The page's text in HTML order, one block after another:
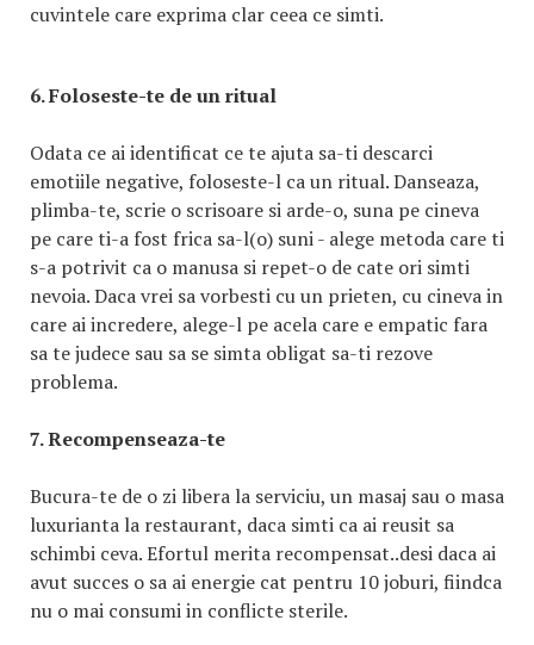
cuvintele care exprima clar ceea ce simti.
6. Foloseste-te de un ritual
Odata ce ai identificat ce te ajuta sa-ti descarci
emotiile negative, foloseste-l ca un ritual. Danseaza,
plimba-te, scrie o scrisoare si arde-o, suna pe cineva
pe care ti-a fost frica sa-l(o) suni - alege metoda care ti
s-a potrivit ca o manusa si repet-o de cate ori simti
nevoia. Daca vrei sa vorbesti cu un prieten, cu cineva in
care ai incredere, alege-l pe acela care e empatic fara
sa te judece sau sa se simta obligat sa-ti rezove
problema.
7. Recompenseaza-te
Bucura-te de o zi libera la serviciu, un masaj sau o masa
luxurianta la restaurant, daca simti ca ai reusit sa
schimbi ceva. Efortul merita recompensat..desi daca ai
avut succes o sa ai energie cat pentru 10 joburi, fiindca
nu o mai consumi in conflicte sterile.